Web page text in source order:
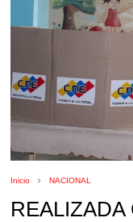
Inicio NACIONAL
REALIZADA